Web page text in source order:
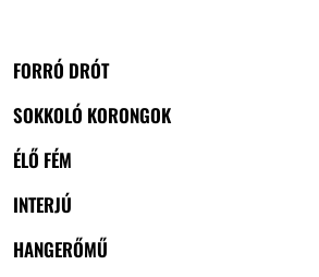
FORRÓ DRÓT
SOKKOLÓ KORONGOK
ÉLŐ FÉM
INTERJÚ
HANGERŐMŰ